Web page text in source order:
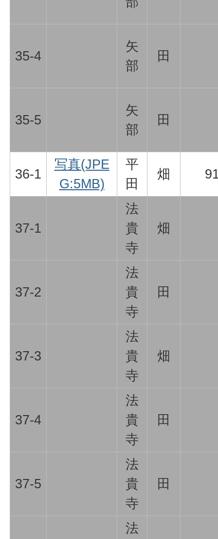
35-4
矢
部
田
35-5
矢
部
田
36-1
写真(JPE
G:5MB)
平
田
畑
37-1
法
貴
寺
畑
37-2
法
貴
寺
田
37-3
法
貴
寺
畑
37-4
法
貴
寺
田
37-5
法
貴
寺
田
法